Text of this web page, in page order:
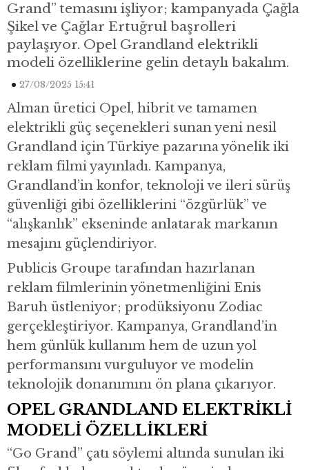
Grand” temasını işliyor; kampanyada Çağla
Şikel ve Çağlar Ertuğrul başrolleri
paylaşıyor. Opel Grandland elektrikli
modeli özelliklerine gelin detaylı bakalım.
27/08/2025 15:41
Alman üretici Opel, hibrit ve tamamen
elektrikli güç seçenekleri sunan yeni nesil
Grandland için Türkiye pazarına yönelik iki
reklam filmi yayınladı. Kampanya,
Grandland’in konfor, teknoloji ve ileri sürüş
güvenliği gibi özelliklerini “özgürlük” ve
“alışkanlık” ekseninde anlatarak markanın
mesajını güçlendiriyor.
Publicis Groupe tarafından hazırlanan
reklam filmlerinin yönetmenliğini Enis
Baruh üstleniyor; prodüksiyonu Zodiac
gerçekleştiriyor. Kampanya, Grandland’in
hem günlük kullanım hem de uzun yol
performansını vurguluyor ve modelin
teknolojik donanımını ön plana çıkarıyor.
OPEL GRANDLAND ELEKTRİKLİ
MODELİ ÖZELLİKLERİ
“Go Grand” çatı söylemi altında sunulan iki